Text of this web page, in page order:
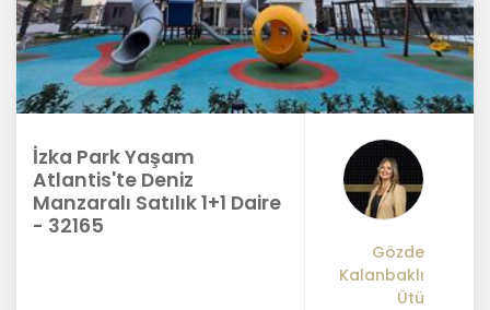
İzka Park Yaşam
Atlantis'te Deniz
Manzaralı Satılık 1+1 Daire
- 32165
Gözde
Kalanbaklı
Ütü